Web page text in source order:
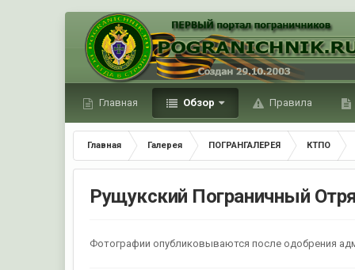
Главная Обзор Правила
Главная Галерея ПОГРАНГАЛЕРЕЯ КТПО
Рущукский Пограничный
Фотографии опубликовываются после одобрения